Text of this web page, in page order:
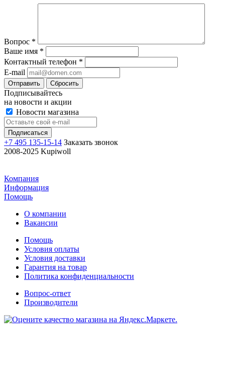
Вопрос *
Ваше имя *
Контактный телефон *
E-mail
Отправить Сбросить
Подписывайтесь
на новости и акции
Новости магазина
+7 495 135-15-14 Заказать звонок
2008-2025 Kupiwoll
Компания
Информация
Помощь
О компании
Вакансии
Помощь
Условия оплаты
Условия доставки
Гарантия на товар
Политика конфиденциальности
Вопрос-ответ
Производители